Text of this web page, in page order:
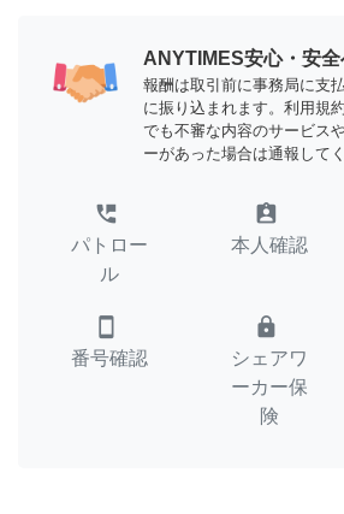
ANYTIMES安心・安
報酬は取引前に事務局に支
に振り込まれます。利用規
でも不審な内容のサービス
ーがあった場合は通報してく
perm_phone_msg
パトロー
ル
assignment_ind
本人確認
smartphone
番号確認
lock
シェアワ
ーカー保
険